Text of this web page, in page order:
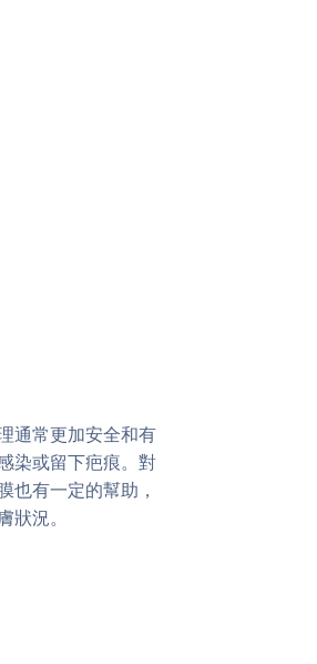
通常更加安全和有
染或留下疤痕。對
也有一定的幫助，
狀況。